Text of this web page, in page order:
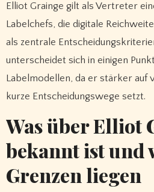
Elliot Grainge gilt als Vertreter
Labelchefs, die digitale
als zentrale
unterscheidet sich in einigen
Labelmodellen, da er stärker auf
kurze Entscheidungswege setzt.
Was über Elliot
bekannt ist und
Grenzen liegen